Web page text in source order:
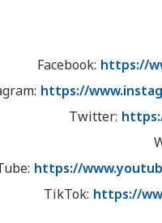
Facebook: https://
https://
Twitter:
https://
TikTok: https://